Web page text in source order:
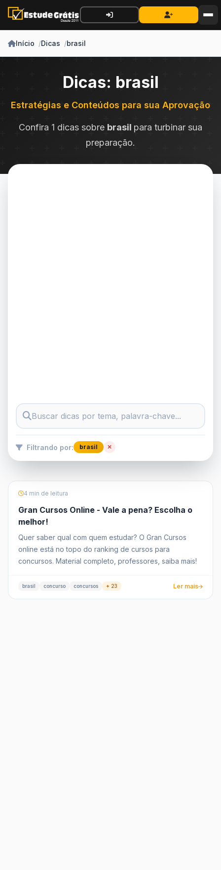
Início Dicas brasil
Dicas: brasil
Estratégias e Conteúdos para sua Aprovação
Confira 1 dicas sobre brasil para turbinar sua
preparação.
Filtrando por: brasil
4 min de leitura
Gran Cursos Online - Vale a pena? Escolha o
melhor!
Quer saber qual com quem estudar? O Gran Cursos
online está no topo do ranking de cursos para
concursos. Material completo, professores, saiba mais!
brasil concurso concursos + 23 Ler mais